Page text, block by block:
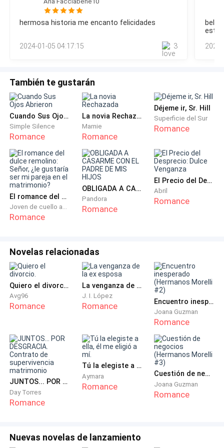
¿bien dónde está el coche?
El chico salió y le dijo que era el que estaba enfrente
aparcado.
Bien me puedes abrir el capo.
El chico se la quedo mirando un rato pero me hace
caso y levanta el capo.
La chica miro dentro del capo, no vio nada entonces
se metió debajo y vio un cable suelto, le dijo que
encienda el coche.
él se metió dentro y arranco.
El chico le pregunto cuanto le debía y ella le dijo que
nada.
Me llamo Hugo
Él se quedó mirando como entraba en su taller no le
dijo nada más, pero se quedó pensando en su mono
de trabajo, su culo pequeño y lo hermosa que era.
Es rubia de pelo largo hasta el culo ,con unos ojos de
Medira un metro cincuenta y cinco y tiene un cuerpo
fuente me pasan a la habitación me dicen que van a llamar a
Perséfone para que venga a mi parto.Pasa un rato hasta
que entra en la habitación y comprueba que ya estoy
dilatada del todo, así que cuando me dice de pujar empujo
fuerte un par de veces hasta que s
hermosa historia me encanto felicidades
2024-01-05 04:17:15 3
bella
También te gustarán
Cuando Sus Ojos Abrieron
Simple Silence
Romance
La novia Rechazada
Marnie
Romance
Déjeme ir, Sr. Hill
Superficie del Sur
Romance
El romance del dulce remolino: Señor, ¿le gustaría ser mi pareja en el matrimonio?
Romance
OBLIGADA A CASARME CON EL PADRE DE MIS HIJOS
Pandora
Romance
El Precio del Desprecio: Dulce Venganza
Abril
Romance
Novelas relacionadas
Quiero el divorcio.
Avg96
Romance
La venganza de la ex esposa
J. I. López
Romance Encuentro inesperado (Hermanos Morelli #2)
Joana Guzman
Romance
JUNTOS... POR DESGRACIA. Contrato de supervivencia matrimonio
Day Torres
Romance
Tú la elegiste a ella, él me eligió a mí.
Aymara
Romance
Cuestión de negocios (Hermanos Morelli #3)
Joana Guzman
Romance
Nuevas novelas de lanzamiento